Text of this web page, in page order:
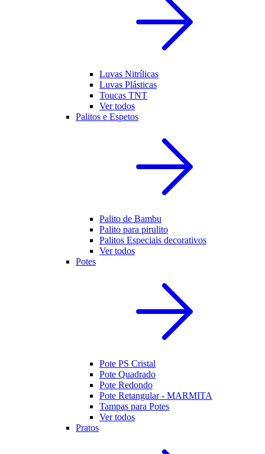
Luvas Nitrílicas
Luvas Plásticas
Toucas TNT
Ver todos
Palitos e Espetos
Palito de Bambu
Palito para pirulito
Palitos Especiais decorativos
Ver todos
Potes
Pote PS Cristal
Pote Quadrado
Pote Redondo
Pote Retangular - MARMITA
Tampas para Potes
Ver todos
Pratos